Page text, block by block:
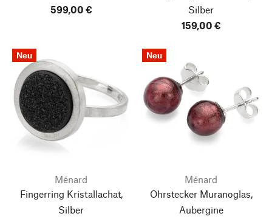
599,00 €
Silber
159,00 €
Neu
Ménard
Fingerring Kristallachat,
Silber
Neu
Ménard
Ohrstecker Muranoglas,
Aubergine